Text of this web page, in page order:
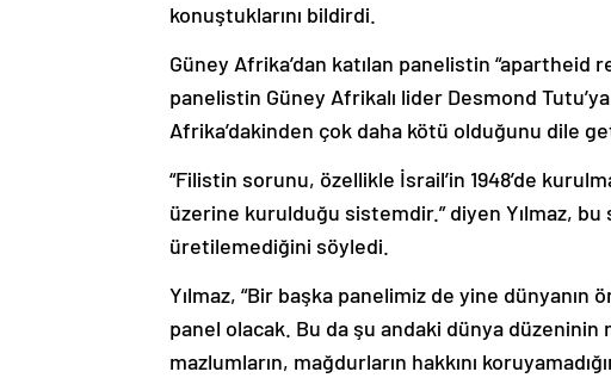
konuştuklarını bildirdi.
Güney Afrika’dan katılan panelistin “apartheid
panelistin Güney Afrikalı lider Desmond
Afrika’dakinden çok daha kötü olduğunu dile
“Filistin sorunu, özellikle İsrail’in 1948’de
üzerine kurulduğu sistemdir.” diyen Yılmaz,
üretilemediğini söyledi.
Yılmaz, “Bir başka panelimiz de yine
panel olacak. Bu da şu andaki dünya
mazlumların, mağdurların hakkını